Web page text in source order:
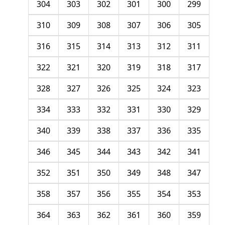
299
300
301
302
303
304
305
306
307
308
309
310
311
312
313
314
315
316
317
318
319
320
321
322
323
324
325
326
327
328
329
330
331
332
333
334
335
336
337
338
339
340
341
342
343
344
345
346
347
348
349
350
351
352
353
354
355
356
357
358
359
360
361
362
363
364